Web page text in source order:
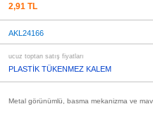
2,91 TL
AKL24166
ucuz toptan satış fiyatları
PLASTİK TÜKENMEZ KALEM
Metal görünümlü, basma mekanizma ve